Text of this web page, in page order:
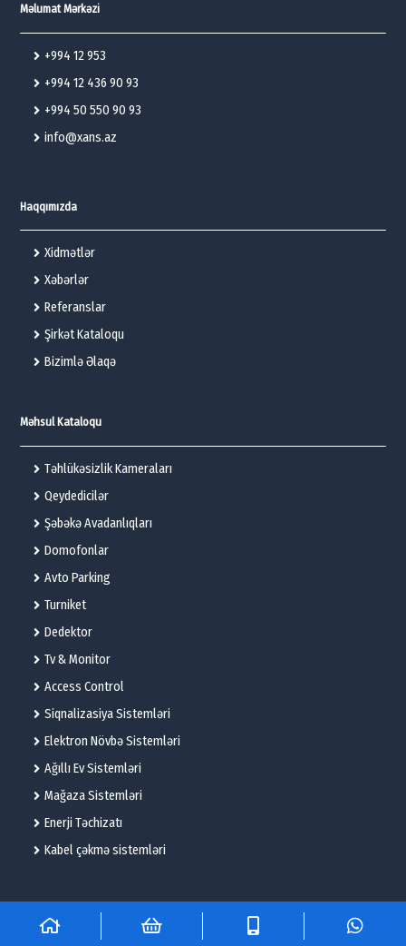
Məlumat Mərkəzi
+994 12 953
+994 12 436 90 93
+994 50 550 90 93
info@xans.az
Haqqımızda
Xidmətlər
Xəbərlər
Referanslar
Şirkət Kataloqu
Bizimlə Əlaqə
Məhsul Kataloqu
Təhlükəsizlik Kameraları
Qeydedicilər
Şəbəkə Avadanlıqları
Domofonlar
Avto Parking
Turniket
Dedektor
Tv & Monitor
Access Control
Siqnalizasiya Sistemləri
Elektron Növbə Sistemləri
Ağıllı Ev Sistemləri
Mağaza Sistemləri
Enerji Təchizatı
Kabel çəkmə sistemləri
© 2025 – Flame Technologies